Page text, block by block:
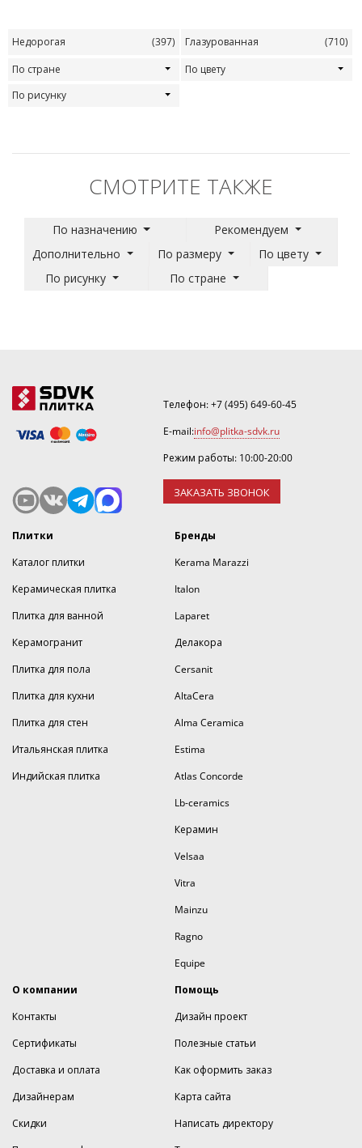
Недорогая (397) Глазурованная
(710)
По стране
По цвету
По рисунку
СМОТРИТЕ ТАКЖЕ
По назначению
Рекомендуем
Дополнительно
По размеру
По цвету
По рисунку
По стране
Телефон:+7 (495) 649-60-45
E-mail:info@plitka-sdvk.ru
Режим работы: 10:00-20:00
ЗАКАЗАТЬ ЗВОНОК
Плитки
Каталог плитки
Керамическая плитка
Плитка для ванной
Керамогранит
Плитка для пола
Плитка для кухни
Плитка для стен
Итальянская плитка
Индийская плитка
Бренды
Kerama Marazzi
Italon
Laparet
Делакора
Cersanit
AltaCera
Alma Ceramica
Estima
Atlas Concorde
Lb-ceramics
Керамин
Velsaa
Vitra
Mainzu
Ragno
Equipe
О компании
Контакты
Сертификаты
Доставка и оплата
Дизайнерам
Скидки
Помощь
Дизайн проект
Полезные статьи
Как оформить заказ
Карта сайта
Написать директору